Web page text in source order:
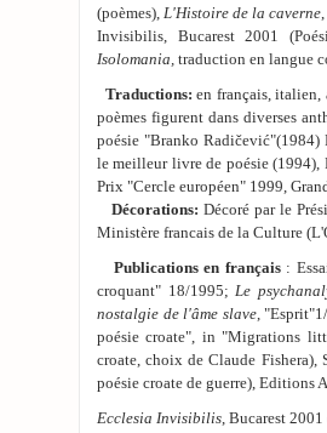
(poèmes), L'Histoire de la caverne
Invisibilis, Bucarest 2001
Isolomania, traduction en langue
Traductions:en français, italien,
poèmes figurent dans diverses
poésie "Branko
le meilleur livre de poésie
Prix "Cercle européen" 1999,
Décorations:Décoré par le
Ministère francais de la Culture
Publications en français:
croquant" 18/1995; Le
nostalgie de l'âme slave,
poésie croate", in "Migrations
croate, choix de Claude Fishera),
poésie croate de guerre), Editions
Ecclesia Invisibilis, Bucarest